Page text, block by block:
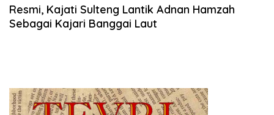
2025
Resmi, Kajati Sulteng Lantik Adnan Hamzah
Sebagai Kajari Banggai Laut